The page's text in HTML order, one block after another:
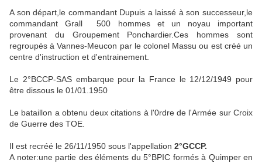
A son départ,le commandant Dupuis a laissé à son successeur,le
commandant Grall 500 hommes et un noyau important
provenant du Groupement Ponchardier.Ces hommes sont
regroupés à Vannes-Meucon par le colonel Massu ou est créé un
centre d'instruction et d'entrainement.
Le 2°BCCP-SAS embarque pour la France le 12/12/1949 pour
être dissous le 01/01.1950
Le bataillon a obtenu deux citations à l'0rdre de l'Armée sur Croix
de Guerre des TOE.
Il est recréé le 26/11/1950 sous l'appellation 2°GCCP.
A noter:une partie des éléments du 5°BPIC formés à Quimper en